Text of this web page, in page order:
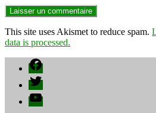
This site uses Akismet to reduce spam.
data is processed.
Facebook
Twitter
YouTube